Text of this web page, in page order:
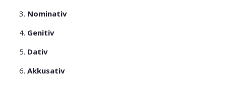
Nominativ
Genitiv
Dativ
Akkusativ